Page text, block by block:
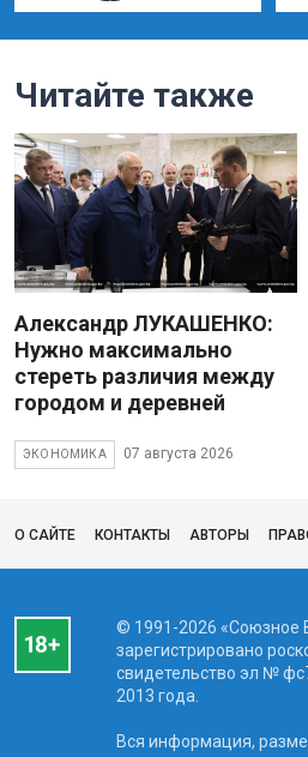
Читайте также
Александр ЛУКАШЕНКО:
Нужно максимально
стереть различия между
городом и деревней
ЭКОНОМИКА 07 августа 2026
О САЙТЕ КОНТАКТЫ АВТОРЫ
© 1991-2026 «Союзное
зарегистрировано
свидетельство эл №
2013 года.
Вся информация,